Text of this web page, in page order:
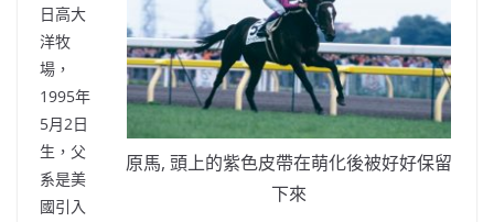
原馬, 頭上的紫色皮帶在萌化後被好好保留
下來
日高大
洋牧
場 ，
1995年
5月2日
生 ， 父
系是美
國引入